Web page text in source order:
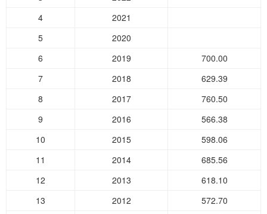
4
2021
5
2020
6
2019
700.00
7
2018
629.39
8
2017
760.50
9
2016
566.38
10
2015
598.06
11
2014
685.56
12
2013
618.10
13
2012
572.70